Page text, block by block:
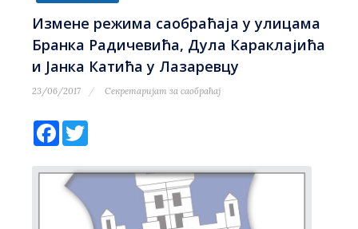
Измене режима саобраћаја у улицама
Бранка Радичевића, Дула Караклајића
и Јанка Катића у Лазаревцу
23/06/2017 Секретаријат за саобраћај
Facebook